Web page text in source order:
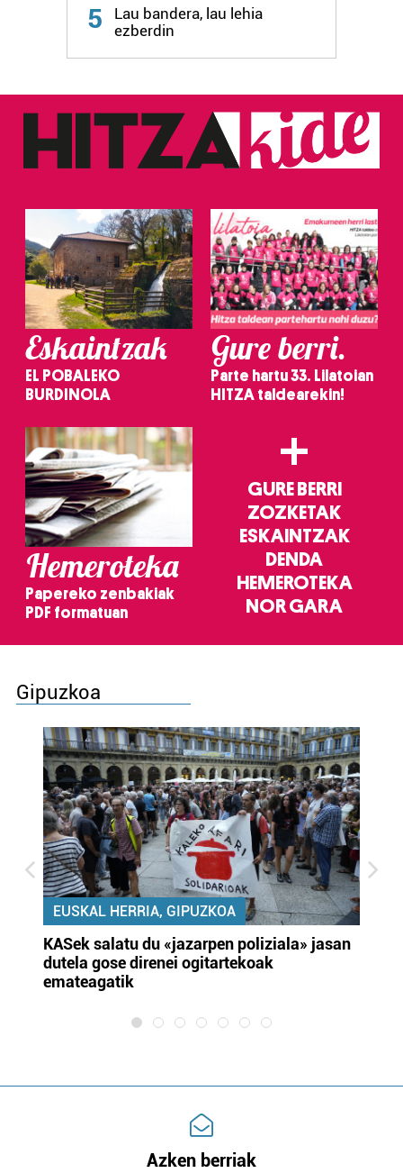
fitxategiak erabiltzen ditu. Zure esperientzia eta
zerbitzuak hobetzeko asmoz, cookie teknologiaz
baliatzen gara. Ohar hau onartuz gero, teknologia hori
5
Lau bandera, lau lehia
ezberdin
Eskaintzak
EL POBALEKO
BURDINOLA
Gure berri.
Parte hartu 33. Lilatoian
HITZA taldearekin!
Hemeroteka
Papereko zenbakiak
PDF formatuan
+
GURE BERRI
ZOZKETAK
ESKAINTZAK
DENDA
HEMEROTEKA
NOR GARA
Gipuzkoa
EUSKAL HERRIA, GIPUZKOA
KASek salatu du «jazarpen poliziala» jasan
dutela gose direnei ogitartekoak
emateagatik
Azken berriak